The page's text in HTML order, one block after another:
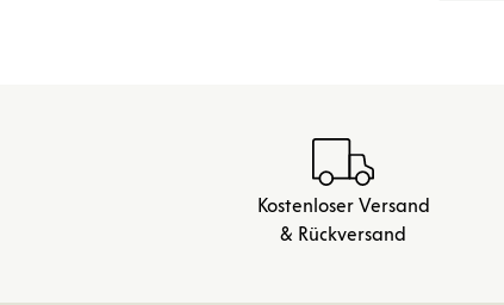
Kostenloser Versand
& Rückversand